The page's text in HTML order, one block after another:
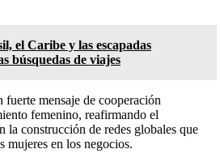
el Caribe y las escapadas
búsquedas de viajes
mensaje de cooperación
femenino, reafirmando el
construcción de redes globales que
mujeres en los negocios.